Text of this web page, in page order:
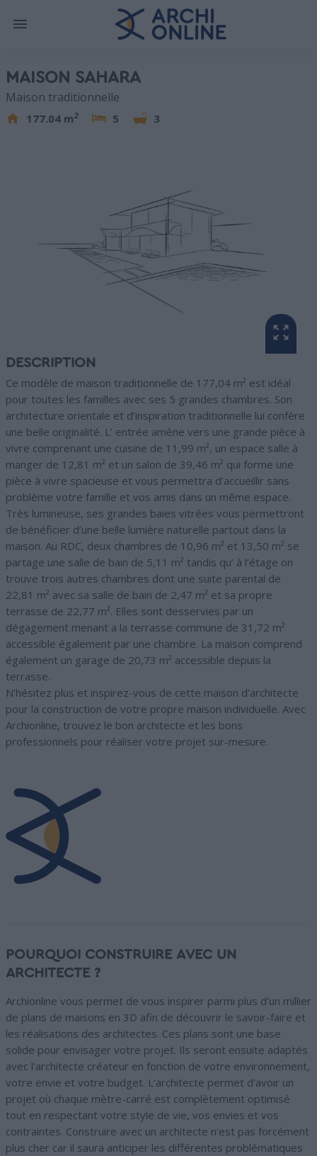
MAISON SAHARA
Maison traditionnelle
177.04 m2 5 3
DESCRIPTION
Ce modèle de maison traditionnelle de 177,04 m² est idéal
pour toutes les familles avec ses 5 grandes chambres. Son
architecture orientale et d’inspiration traditionnelle lui confère
une belle originalité. L’ entrée amène vers une grande pièce à
vivre comprenant une cuisine de 11,99 m², un espace salle à
manger de 12,81 m² et un salon de 39,46 m² qui forme une
pièce à vivre spacieuse et vous permettra d’accueillir sans
problème votre famille et vos amis dans un même espace.
Très lumineuse, ses grandes baies vitrées vous permettront
de bénéficier d’une belle lumière naturelle partout dans la
maison. Au RDC, deux chambres de 10,96 m² et 13,50 m² se
partage une salle de bain de 5,11 m² tandis qu’ à l’étage on
trouve trois autres chambres dont une suite parental de
22,81 m² avec sa salle de bain de 2,47 m² et sa propre
terrasse de 22,77 m². Elles sont desservies par un
dégagement menant a la terrasse commune de 31,72 m²
accessible également par une chambre. La maison comprend
également un garage de 20,73 m² accessible depuis la
terrasse.
N’hésitez plus et inspirez-vous de cette maison d’architecte
pour la construction de votre propre maison individuelle. Avec
Archionline, trouvez le bon architecte et les bons
professionnels pour réaliser votre projet sur-mesure.
POURQUOI CONSTRUIRE AVEC UN
ARCHITECTE ?
Archionline vous permet de vous inspirer parmi plus d'un millier
de plans de maisons en 3D afin de découvrir le savoir-faire et
les réalisations des architectes. Ces plans sont une base
solide pour envisager votre projet. Ils seront ensuite adaptés
avec l'architecte créateur en fonction de votre environnement,
votre envie et votre budget. L'architecte permet d'avoir un
projet où chaque mètre-carré est complètement optimisé
tout en respectant votre style de vie, vos envies et vos
contraintes. Construire avec un architecte n'est pas forcément
plus cher car il saura anticiper les différentes problématiques